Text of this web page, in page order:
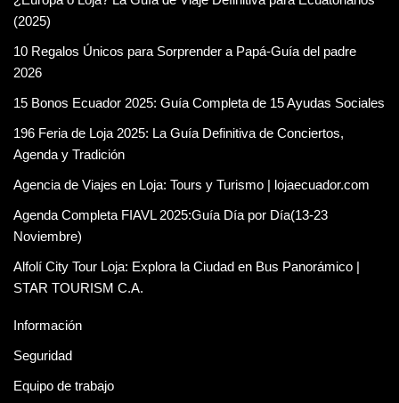
(2025)
10 Regalos Únicos para Sorprender a Papá-Guía del padre
2026
15 Bonos Ecuador 2025: Guía Completa de 15 Ayudas Sociales
196 Feria de Loja 2025: La Guía Definitiva de Conciertos,
Agenda y Tradición
Agencia de Viajes en Loja: Tours y Turismo | lojaecuador.com
Agenda Completa FIAVL 2025:Guía Día por Día(13-23
Noviembre)
Alfolí City Tour Loja: Explora la Ciudad en Bus Panorámico |
STAR TOURISM C.A.
Información
Seguridad
Equipo de trabajo